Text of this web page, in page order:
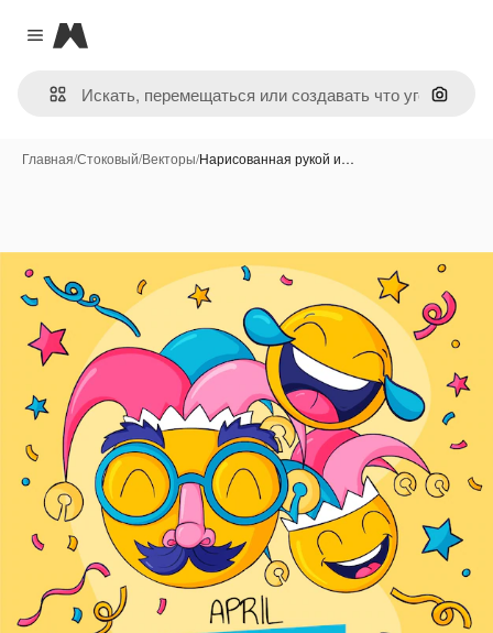
Close menu
Magnific
Поиск
Главная/Стоковый/Векторы/Нарисованная рукой и…